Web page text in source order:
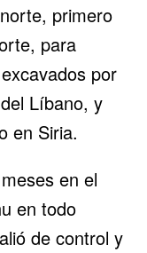
primero
para
por
Líbano, y
en Siria.
en el
en todo
de control y